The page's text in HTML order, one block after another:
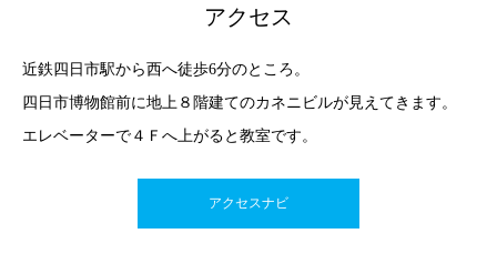
アクセス
近鉄四日市駅から西へ徒歩6分のところ。
四日市博物館前に地上８階建てのカネニビルが見えてきます。
エレベーターで４Ｆへ上がると教室です。
アクセスナビ